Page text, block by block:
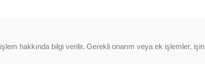
hakkında bilgi verilir. Gerekli onarım veya ek işlemler, işin